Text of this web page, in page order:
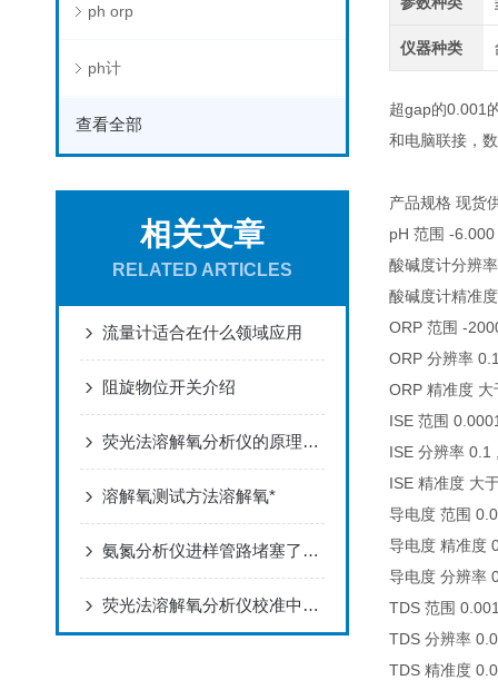
ph orp
ph计
查看全部
相关文章
RELATED ARTICLES
流量计适合在什么领域应用
阻旋物位开关介绍
荧光法溶解氧分析仪的原理及阐述
溶解氧测试方法溶解氧*
氨氮分析仪进样管路堵塞了可以怎么样疏通
荧光法溶解氧分析仪校准中都要严格执行哪些步骤及细节
仪器种类
超gap的0.001
和电脑联接，
产品规格 现货
pH 范围 -
酸碱度计分辨
酸碱度计精准
ORP 范围 -
ORP 分辨率
ORP 精准度
ISE 范围
ISE 分辨率
ISE 精准度 大
导电度 范围
导电度 精准度
导电度 分辨率
TDS 范围
TDS 分辨率
TDS 精准度